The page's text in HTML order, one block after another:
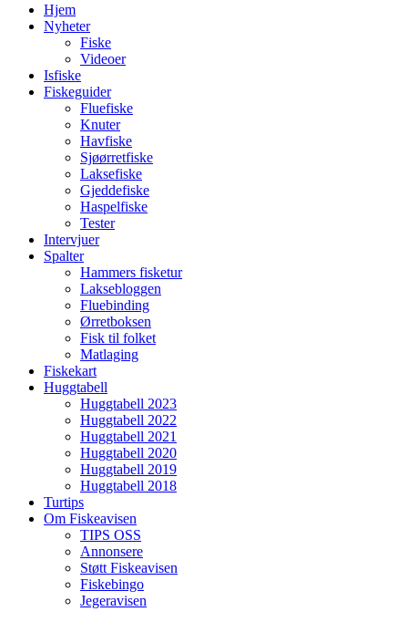
Hjem
Nyheter
Fiske
Videoer
Isfiske
Fiskeguider
Fluefiske
Knuter
Havfiske
Sjøørretfiske
Laksefiske
Gjeddefiske
Haspelfiske
Tester
Intervjuer
Spalter
Hammers fisketur
Laksebloggen
Fluebinding
Ørretboksen
Fisk til folket
Matlaging
Fiskekart
Huggtabell
Huggtabell 2023
Huggtabell 2022
Huggtabell 2021
Huggtabell 2020
Huggtabell 2019
Huggtabell 2018
Turtips
Om Fiskeavisen
TIPS OSS
Annonsere
Støtt Fiskeavisen
Fiskebingo
Jegeravisen